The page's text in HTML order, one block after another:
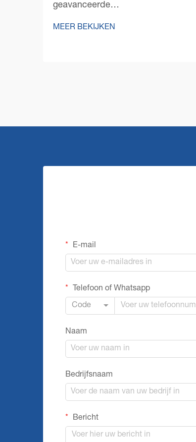
geavanceerde
onderhouden van smetteloze
MEER BEKIJKEN
E-mail
Telefoon of Whatsapp
Code
Naam
Bedrijfsnaam
Bericht